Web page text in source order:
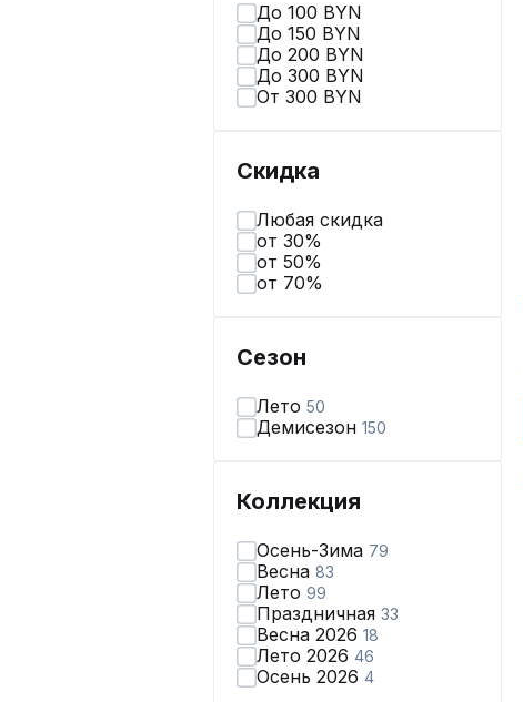
До 100 BYN
До 150 BYN
До 200 BYN
До 300 BYN
От 300 BYN
Скидка
Любая скидка
от 30%
от 50%
от 70%
Сезон
Лето 50
Демисезон 150
Коллекция
Осень-Зима 79
Весна 83
Лето 99
Праздничная 33
Весна 2026 18
Лето 2026 46
Осень 2026 4